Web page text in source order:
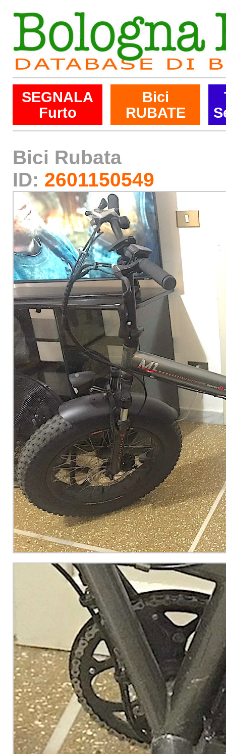
SEGNALA
Furto
Bici
RUBATE
Bici Rubata
ID: 2601150549